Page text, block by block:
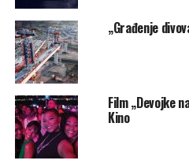
„Građenje
Film „Devojke
Kino